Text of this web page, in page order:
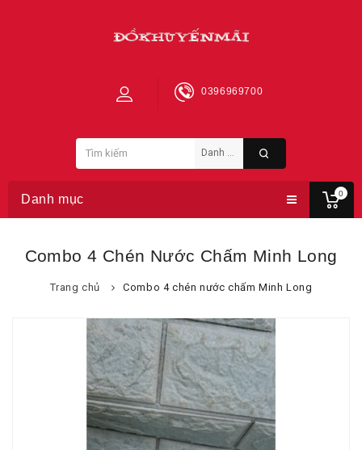
0
0396969700
Danh mục
Combo 4 Chén Nước Chấm Minh Long
Trang chủ Combo 4 chén nước chấm Minh Long